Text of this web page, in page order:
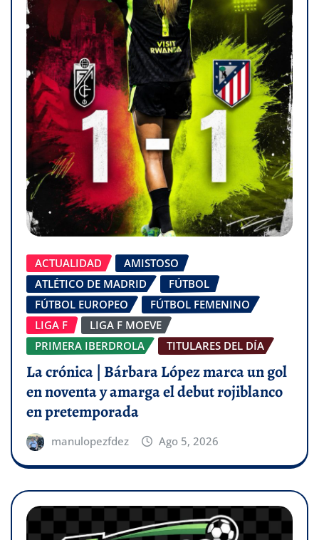
ACTUALIDAD
AMISTOSO
ATLÉTICO DE MADRID
FÚTBOL
FÚTBOL EUROPEO
FÚTBOL FEMENINO
LIGA F
LIGA F MOEVE
PRIMERA IBERDROLA
TITULARES DEL DÍA
La crónica | Bárbara López marca un gol
en noventa y amarga el debut rojiblanco
en pretemporada
manulopezfdez Ago 5, 2026